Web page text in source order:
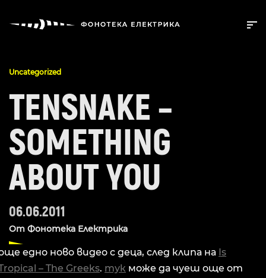
Uncategorized
TENSNAKE –
SOMETHING
ABOUT YOU
06.06.2011
От Фонотека Електрика
едно ново видео с деца, след клипа на Is
– The Greeks. тук може да чуеш още от